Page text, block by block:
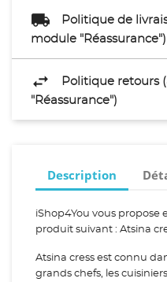
Politique de
module "Réassurance")
Politique retours
"Réassurance")
Description
iShop4You vous propose
produit suivant : Atsina
Atsina cress est connu
grands chefs, les